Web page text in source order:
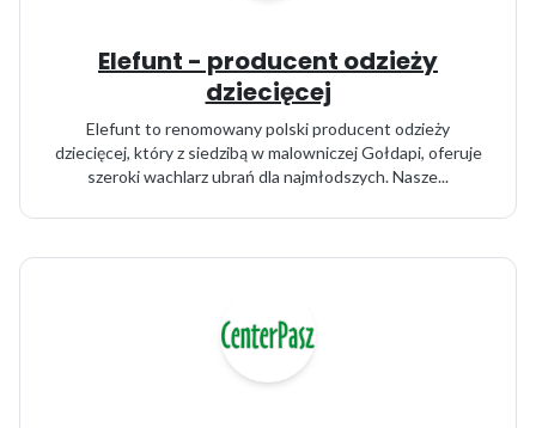
Elefunt - producent odzieży
dziecięcej
Elefunt to renomowany polski producent odzieży
dziecięcej, który z siedzibą w malowniczej Gołdapi, oferuje
szeroki wachlarz ubrań dla najmłodszych. Nasze...